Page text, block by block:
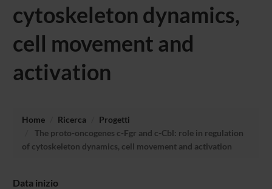
cytoskeleton dynamics,
cell movement and
activation
Home Ricerca
Progetti
The proto-oncogenes c-Fgr and c-Cbl: role in regulation
of cytoskeleton dynamics, cell movement and activation
Data inizio